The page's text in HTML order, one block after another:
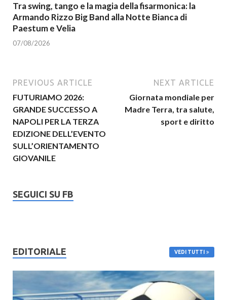
Tra swing, tango e la magia della fisarmonica: la
Armando Rizzo Big Band alla Notte Bianca di
Paestum e Velia
07/08/2026
PREVIOUS ARTICLE
FUTURIAMO 2026:
GRANDE SUCCESSO A
NAPOLI PER LA TERZA
EDIZIONE DELL’EVENTO
SULL’ORIENTAMENTO
GIOVANILE
NEXT ARTICLE
Giornata mondiale per
Madre Terra, tra salute,
sport e diritto
SEGUICI SU FB
EDITORIALE VEDI TUTTI